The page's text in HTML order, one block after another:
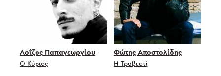
Λοΐζος Παπαγεωργίου
Ο Κύριος
Φώτης Αποστολίδης
Η Τραβεστί